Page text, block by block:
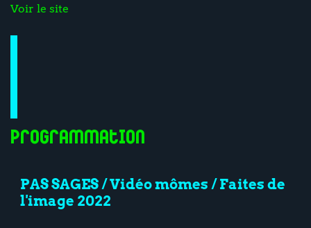
Voir le site
Programmation
PAS SAGES / Vidéo mômes / Faites de
l'image 2022